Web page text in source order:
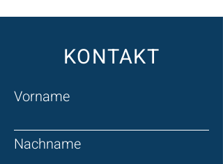
Warum der Staat Wissen
KONTAKT
Vorname
Nachname